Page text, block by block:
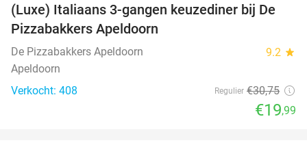
35%
(Luxe) Italiaans 3-gangen keuzediner bij De
Pizzabakkers Apeldoorn
De Pizzabakkers Apeldoorn 9.2 star
Apeldoorn
Verkocht: 408
Regulier €30,75
€19,99